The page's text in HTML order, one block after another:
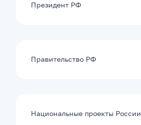
Президент РФ
Правительство РФ
Национальные проекты России